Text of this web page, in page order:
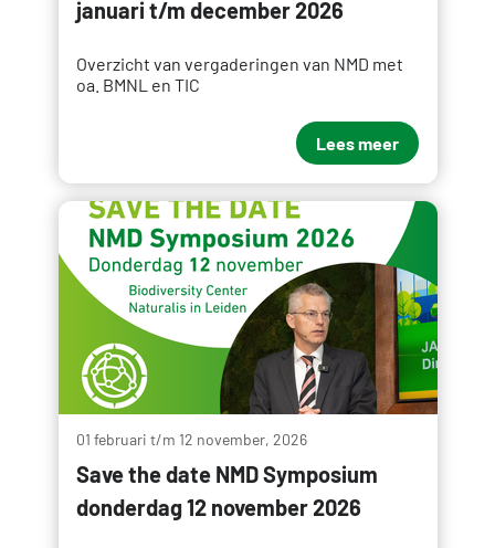
januari t/m december 2026
Overzicht van vergaderingen van NMD met
oa. BMNL en TIC
Lees meer
01 februari t/m 12 november, 2026
Save the date NMD Symposium
donderdag 12 november 2026